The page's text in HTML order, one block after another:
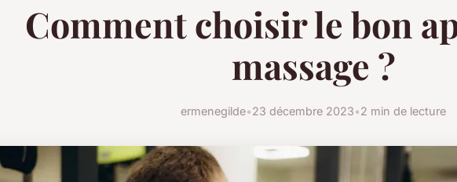
Comment choisir le bon
massage ?
ermenegilde•23 décembre 2023•2 min de lecture